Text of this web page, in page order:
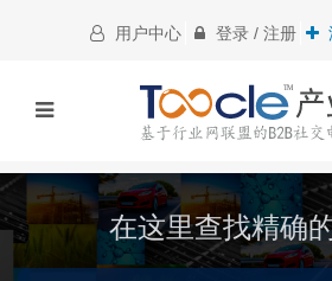
用户中心 登录 / 注册
在这里查找精确